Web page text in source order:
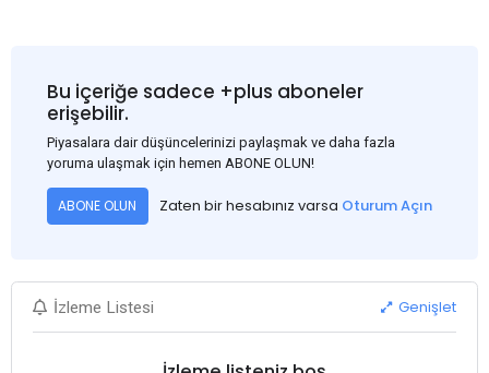
and rural construction projects is expected to provide support
to the market despite seasonal disruptions caused by heavy
rainfall.
Bu içeriğe sadece +plus aboneler
erişebilir.
Piyasalara dair düşüncelerinizi paylaşmak ve daha fazla
yoruma ulaşmak için hemen ABONE OLUN!
ABONE OLUN Zaten bir hesabınız varsa Oturum Açın
İzleme Listesi Genişlet